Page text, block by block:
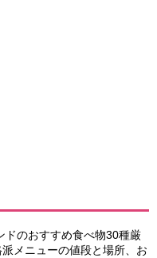
ドのおすすめ食べ物30種厳
メニューの値段と場所、お